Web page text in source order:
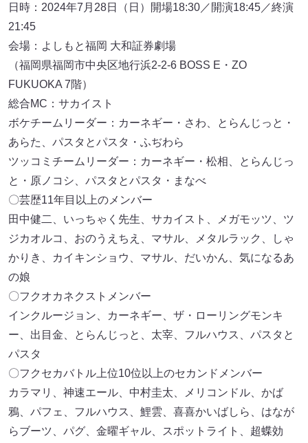
日時：2024年7月28日（日）開場18:30／開演18:45／終演
21:45
会場：よしもと福岡 大和証券劇場
（福岡県福岡市中央区地行浜2-2-6 BOSS E・ZO
FUKUOKA 7階）
総合MC：サカイスト
ボケチームリーダー：カーネギー・さわ、とらんじっと・
あらた、パスタとパスタ・ふぢわら
ツッコミチームリーダー：カーネギー・松相、とらんじっ
と・原ノコシ、パスタとパスタ・まなべ
〇芸歴11年目以上のメンバー
田中健二、いっちゃく先⽣、サカイスト、メガモッツ、ツ
ジカオルコ、おのうえちえ、マサル、メタルラック、しゃ
かりき、カイキンショウ、マサル、だいかん、気になるあ
の娘
〇フクオカネクストメンバー
インクルージョン、カーネギー、ザ・ローリングモンキ
ー、出目金、とらんじっと、太宰、フルハウス、パスタと
パスタ
〇フクセカバトル上位10位以上のセカンドメンバー
カラマリ、神速エール、中村圭太、メリコンドル、かば
鴉、パフェ、フルハウス、鯉雲、喜喜かいばしら、はなが
らブーツ、パグ、金曜ギャル、スポットライト、超蝶効